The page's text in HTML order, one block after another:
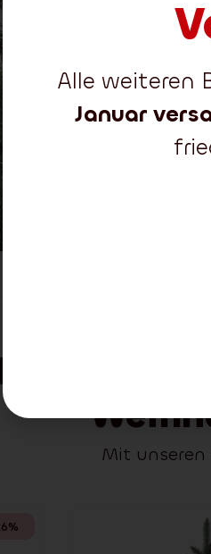
Ihnen
Mit
Alle weiteren
Januar